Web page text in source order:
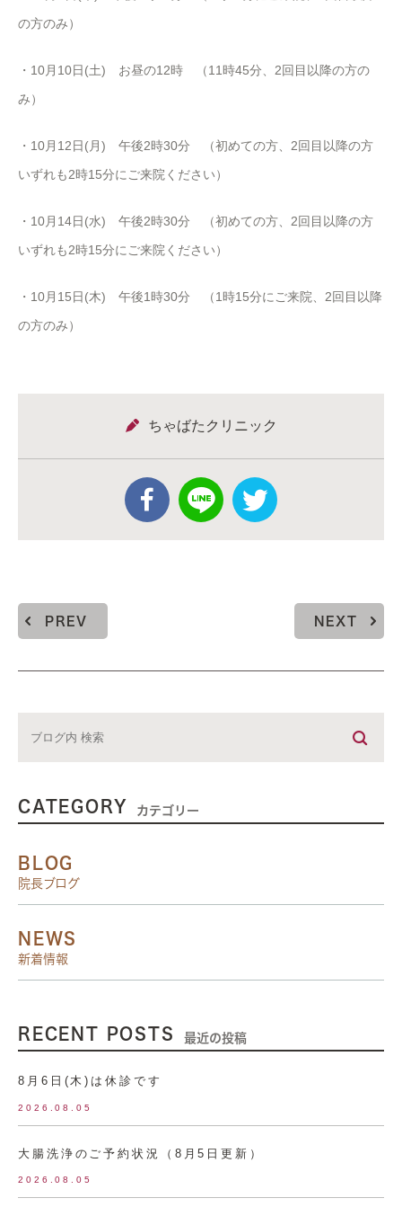
の方のみ）
・10月10日(土) お昼の12時 （11時45分、2回目以降の方の
み）
・10月12日(月) 午後2時30分 （初めての方、2回目以降の方
いずれも2時15分にご来院ください）
・10月14日(水) 午後2時30分 （初めての方、2回目以降の方
いずれも2時15分にご来院ください）
・10月15日(木) 午後1時30分 （1時15分にご来院、2回目以降
の方のみ）
ちゃばたクリニック
PREV NEXT
CATEGORY カテゴリー
BLOG
院長ブログ
NEWS
新着情報
RECENT POSTS 最近の投稿
8月6日(木)は休診です
2026.08.05
大腸洗浄のご予約状況（8月5日更新）
2026.08.05